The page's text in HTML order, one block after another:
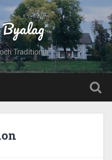
Traditioner